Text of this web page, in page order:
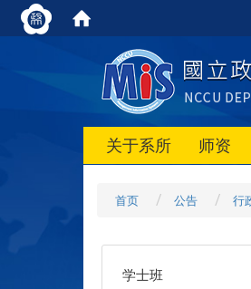
关于系所 师资
首页 公告 行
学士班